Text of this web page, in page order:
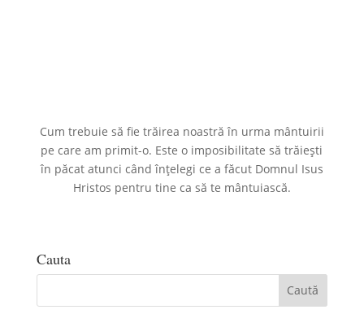
Cum trebuie să fie trăirea noastră în urma mântuirii
pe care am primit-o. Este o imposibilitate să trăiești
în păcat atunci când înțelegi ce a făcut Domnul Isus
Hristos pentru tine ca să te mântuiască.
Cauta